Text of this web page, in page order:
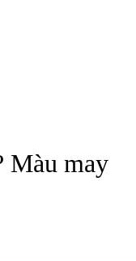
Màu may